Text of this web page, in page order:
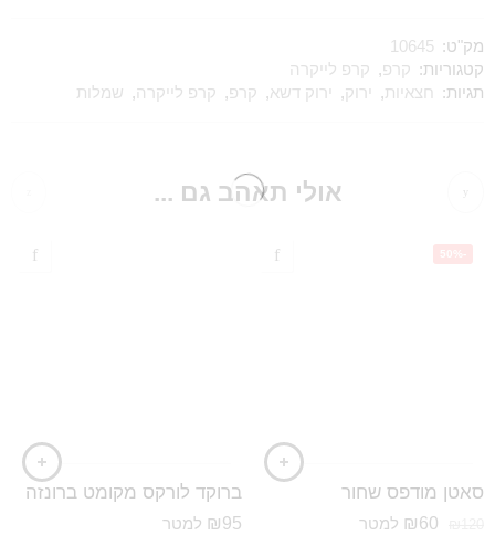
מק"ט: 10645
קטגוריות: קרפ, קרפ לייקרה
תגיות:
חצאיות, ירוק, ירוק דשא, קרפ, קרפ לייקרה, שמלות
אולי תאהב גם ...
-50%
סאטן מודפס שחור
₪60 למטר
ברוקד לורקס מקומט ברונזה
₪95 למטר